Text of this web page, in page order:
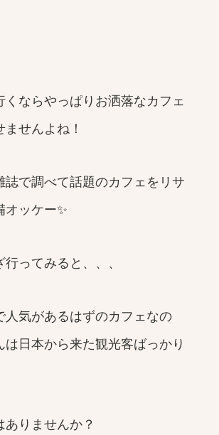
くならやっぱりお洒落なカフェ
せんよね！
誌で調べて話題のカフェをリサ
オッケー✨
行ってみると、、、
人気があるはずのカフェなの
は日本から来た観光客ばっかり
ありませんか？